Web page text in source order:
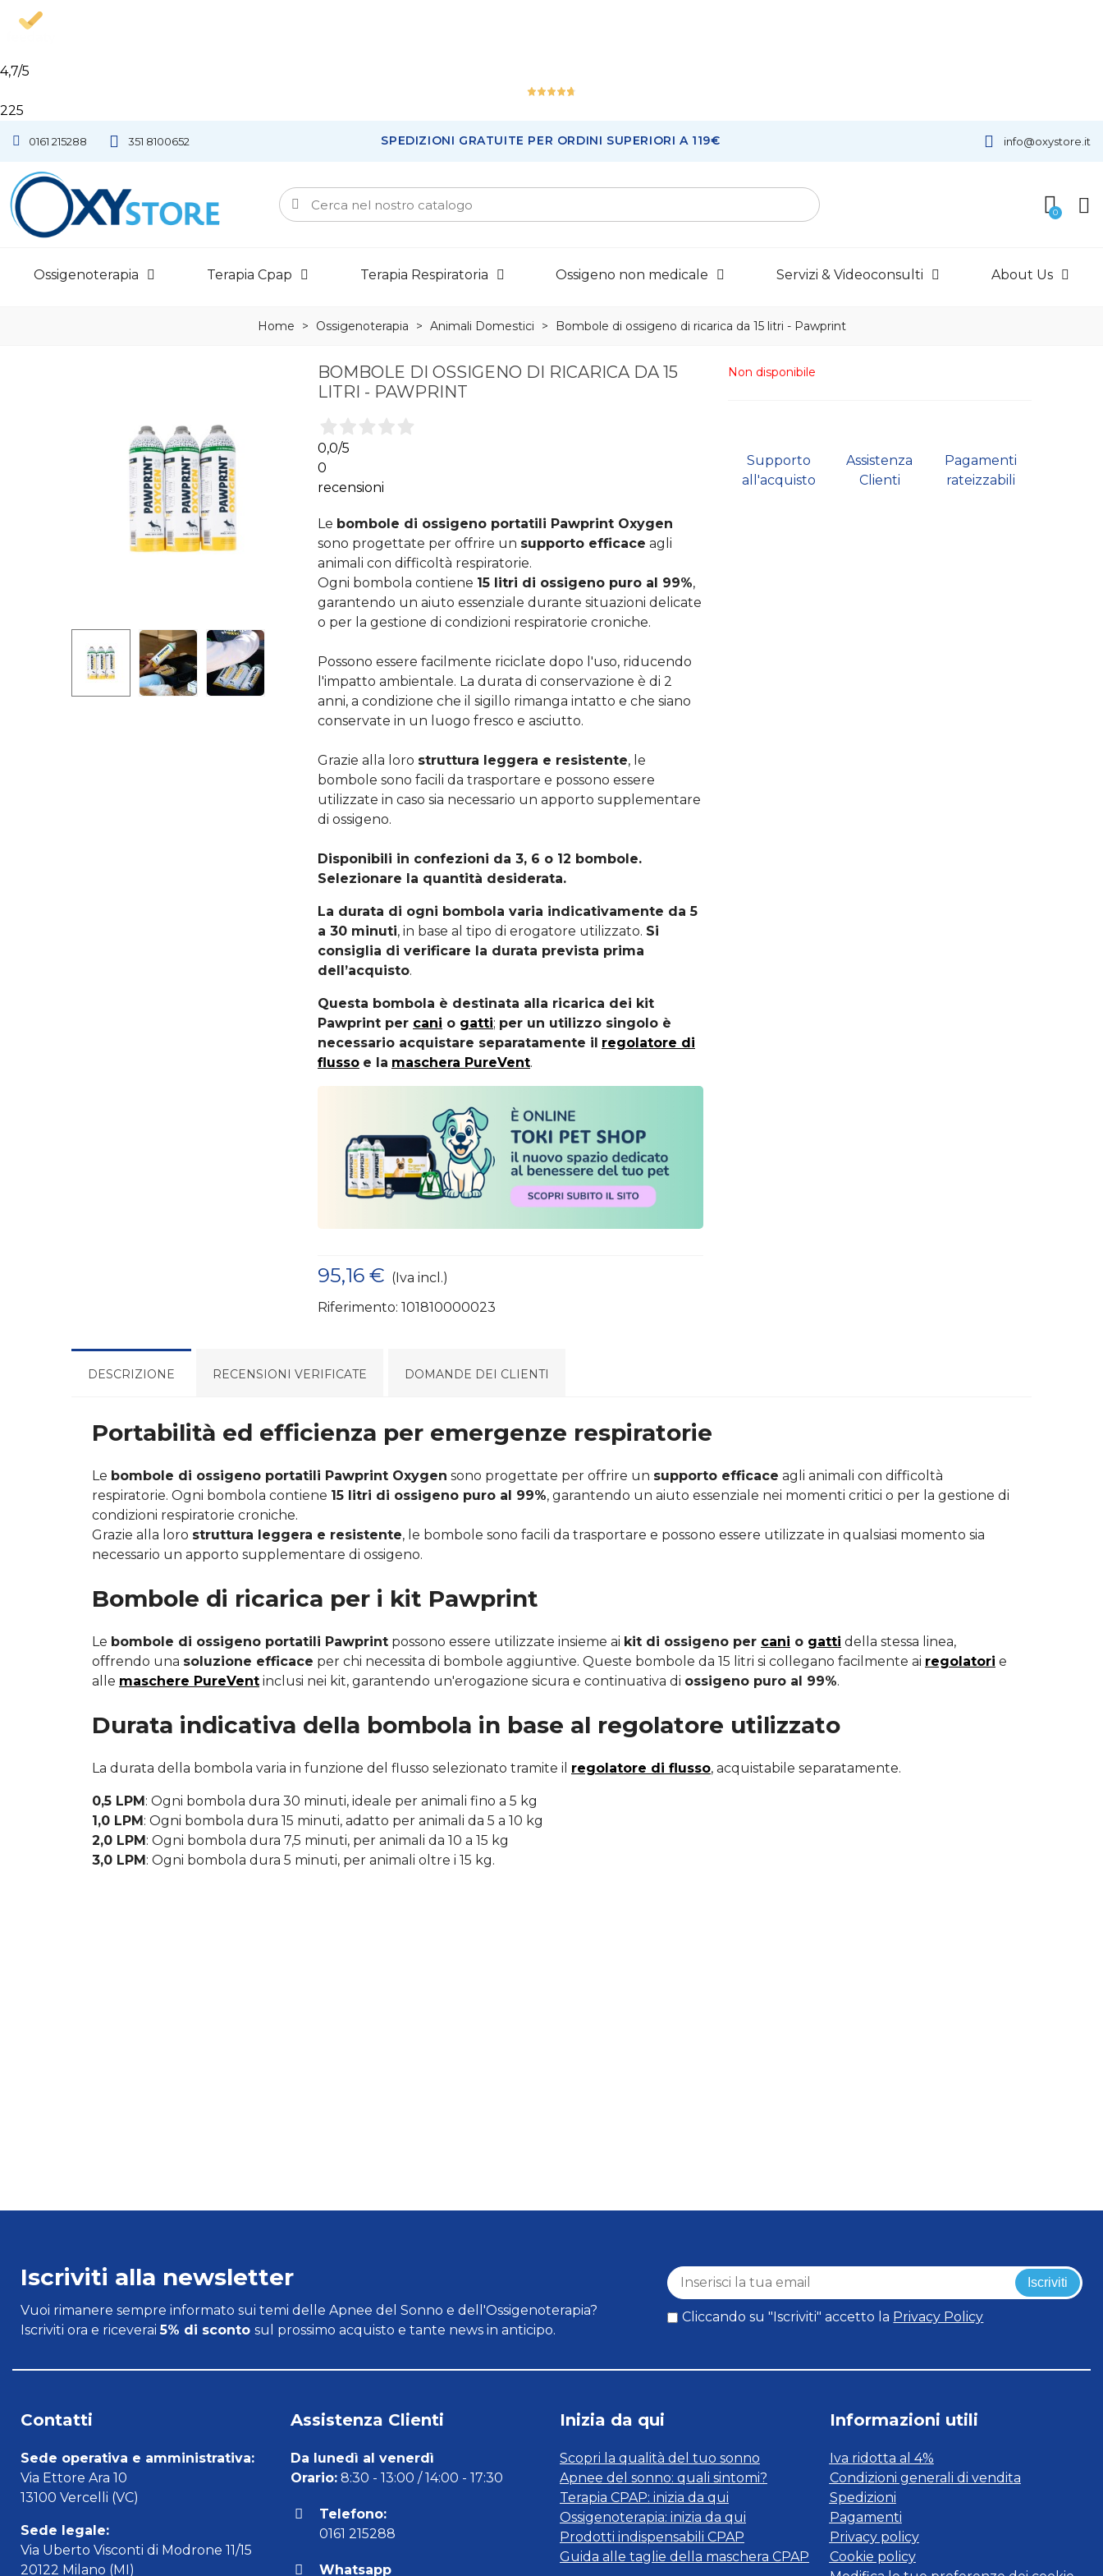
4,7/5
225
0161 215288 351 8100652 SPEDIZIONI GRATUITE PER ORDINI SUPERIORI A 119€
Ottimo
Recensioni
info@oxystore.it
Ossigenoterapia Terapia Cpap Terapia Respiratoria Ossigeno non medicale Servizi & Videoconsulti About Us
Home > Ossigenoterapia > Animali Domestici > Bombole di ossigeno di ricarica da 15 litri - Pawprint
BOMBOLE DI OSSIGENO DI RICARICA DA 15
LITRI - PAWPRINT
0,0/5
0
recensioni
Le bombole di ossigeno portatili Pawprint Oxygen
sono progettate per offrire un supporto efficace agli
animali con difficoltà respiratorie.
Ogni bombola contiene 15 litri di ossigeno puro al 99%,
garantendo un aiuto essenziale durante situazioni delicate
o per la gestione di condizioni respiratorie croniche.
Possono essere facilmente riciclate dopo l'uso, riducendo
l'impatto ambientale. La durata di conservazione è di 2
anni, a condizione che il sigillo rimanga intatto e che siano
conservate in un luogo fresco e asciutto.
Grazie alla loro struttura leggera e resistente, le
bombole sono facili da trasportare e possono essere
utilizzate in caso sia necessario un apporto supplementare
di ossigeno.
Disponibili in confezioni da 3, 6 o 12 bombole.
Selezionare la quantità desiderata.
La durata di ogni bombola varia indicativamente da 5
a 30 minuti, in base al tipo di erogatore utilizzato. Si
consiglia di verificare la durata prevista prima
dell’acquisto.
Questa bombola è destinata alla ricarica dei kit
Pawprint per cani o gatti; per un utilizzo singolo è
necessario acquistare separatamente il regolatore di
flusso e la maschera PureVent.
95,16 € (Iva incl.)
Riferimento: 101810000023
Non disponibile
Supporto
all'acquisto
Assistenza
Clienti
Pagamenti
rateizzabili
DESCRIZIONE RECENSIONI VERIFICATE DOMANDE DEI CLIENTI
Portabilità ed efficienza per emergenze respiratorie
Le bombole di ossigeno portatili Pawprint Oxygen sono progettate per offrire un supporto efficace agli animali con difficoltà
respiratorie. Ogni bombola contiene 15 litri di ossigeno puro al 99%, garantendo un aiuto essenziale nei momenti critici o per la gestione di
condizioni respiratorie croniche.
Grazie alla loro struttura leggera e resistente, le bombole sono facili da trasportare e possono essere utilizzate in qualsiasi momento sia
necessario un apporto supplementare di ossigeno.
Bombole di ricarica per i kit Pawprint
Le bombole di ossigeno portatili Pawprint possono essere utilizzate insieme ai kit di ossigeno per cani o gatti della stessa linea,
offrendo una soluzione efficace per chi necessita di bombole aggiuntive. Queste bombole da 15 litri si collegano facilmente ai regolatori e
alle maschere PureVent inclusi nei kit, garantendo un'erogazione sicura e continuativa di ossigeno puro al 99%.
Durata indicativa della bombola in base al regolatore utilizzato
La durata della bombola varia in funzione del flusso selezionato tramite il regolatore di flusso, acquistabile separatamente.
0,5 LPM: Ogni bombola dura 30 minuti, ideale per animali fino a 5 kg
1,0 LPM: Ogni bombola dura 15 minuti, adatto per animali da 5 a 10 kg
2,0 LPM: Ogni bombola dura 7,5 minuti, per animali da 10 a 15 kg
3,0 LPM: Ogni bombola dura 5 minuti, per animali oltre i 15 kg.
Iscriviti alla newsletter
Vuoi rimanere sempre informato sui temi delle Apnee del Sonno e dell'Ossigenoterapia?
Iscriviti ora e riceverai5% di sconto sul prossimo acquisto e tante news in anticipo.
Iscriviti
Cliccando su "Iscriviti" accetto la Privacy Policy
Contatti
Sede operativa e amministrativa:
Via Ettore Ara 10
13100 Vercelli (VC)
Sede legale:
Via Uberto Visconti di Modrone 11/15
20122 Milano (MI)
Assistenza Clienti
Da lunedì al venerdì
Orario:8:30 - 13:00 / 14:00 - 17:30
Telefono:
0161 215288
Whatsapp
Inizia da qui
Scopri la qualità del tuo sonno
Apnee del sonno: quali sintomi?
Terapia CPAP: inizia da qui
Ossigenoterapia: inizia da qui
Prodotti indispensabili CPAP
Guida alle taglie della maschera CPAP
Informazioni utili
Iva ridotta al 4%
Condizioni generali di vendita
Spedizioni
Pagamenti
Privacy policy
Cookie policy